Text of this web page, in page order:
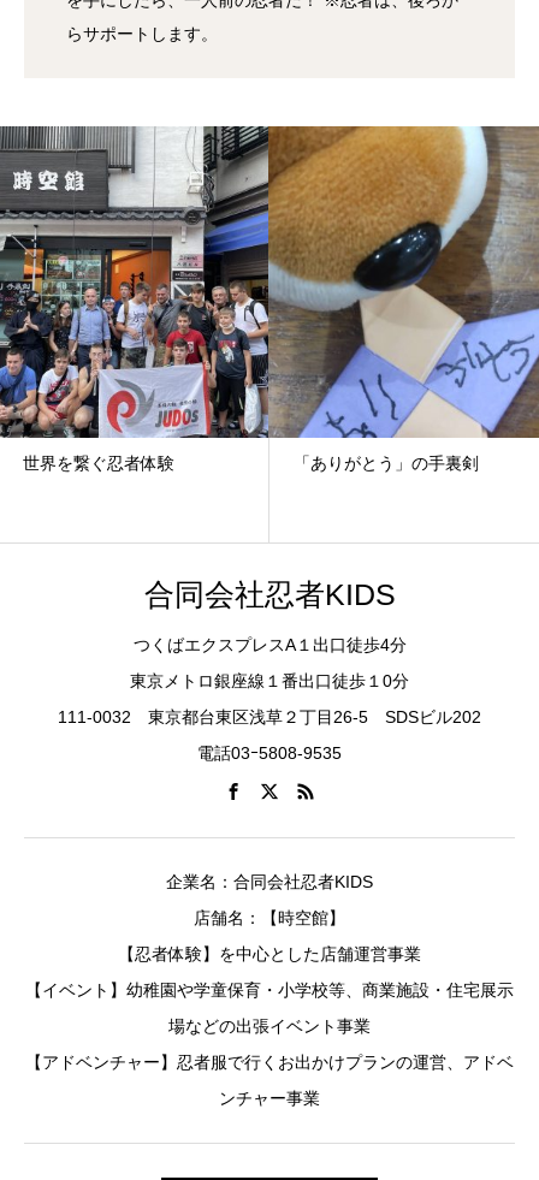
らサポートします。
験 「ありがとう」の手裏剣 YouTube
合同会社忍者KIDS
つくばエクスプレスA１出口徒歩4分
東京メトロ銀座線１番出口徒歩１0分
111-0032 東京都台東区浅草２丁目26-5 SDSビル202
電話03ｰ5808-9535
企業名：合同会社忍者KIDS
店舗名：【時空館】
【忍者体験】を中心とした店舗運営事業
【イベント】幼稚園や学童保育・小学校等、商業施設・住宅展示
場などの出張イベント事業
【アドベンチャー】忍者服で行くお出かけプランの運営、アドベ
ンチャー事業